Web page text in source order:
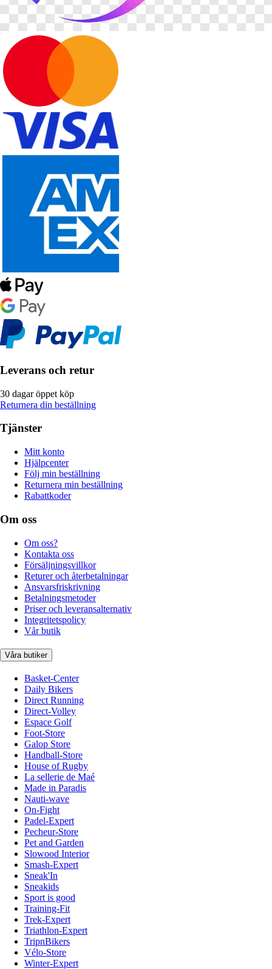
Leverans och retur
30 dagar öppet köp
Returnera din beställning
Tjänster
Mitt konto
Hjälpcenter
Följ min beställning
Returnera min beställning
Rabattkoder
Om oss
Om oss?
Kontakta oss
Försäljningsvillkor
Returer och återbetalningar
Ansvarsfriskrivning
Betalningsmetoder
Priser och leveransalternativ
Integritetspolicy
Vår butik
Våra butiker
Basket-Center
Daily Bikers
Direct Running
Direct-Volley
Espace Golf
Foot-Store
Galop Store
Handball-Store
House of Rugby
La sellerie de Maé
Made in Paradis
Nauti-wave
On-Fight
Padel-Expert
Pecheur-Store
Pet and Garden
Slowood Interior
Smash-Expert
Sneak'In
Sneakids
Sport is good
Training-Fit
Trek-Expert
Triathlon-Expert
TripnBikers
Vélo-Store
Winter-Expert